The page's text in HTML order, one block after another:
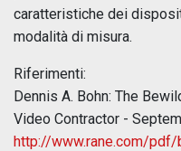
caratteristiche dei
modalità di misura.
Riferimenti:
Dennis A. Bohn: The
Video Contractor -
http://www.rane.com/